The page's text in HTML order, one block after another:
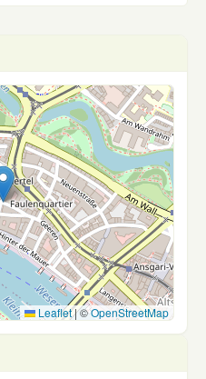
Leaflet|©OpenStreetMap